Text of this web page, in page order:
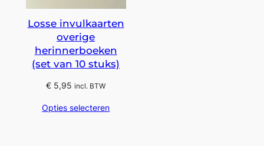
Losse invulkaarten
overige
herinnerboeken
(set van 10 stuks)
€ 5,95 incl. BTW
Opties selecteren